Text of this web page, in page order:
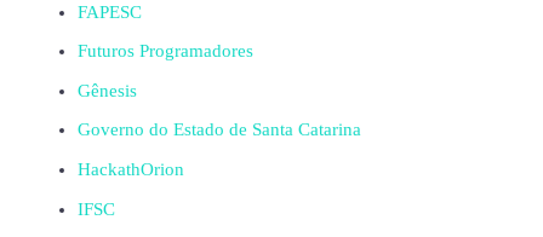
FAPESC
Futuros Programadores
Gênesis
Governo do Estado de Santa Catarina
HackathOrion
IFSC